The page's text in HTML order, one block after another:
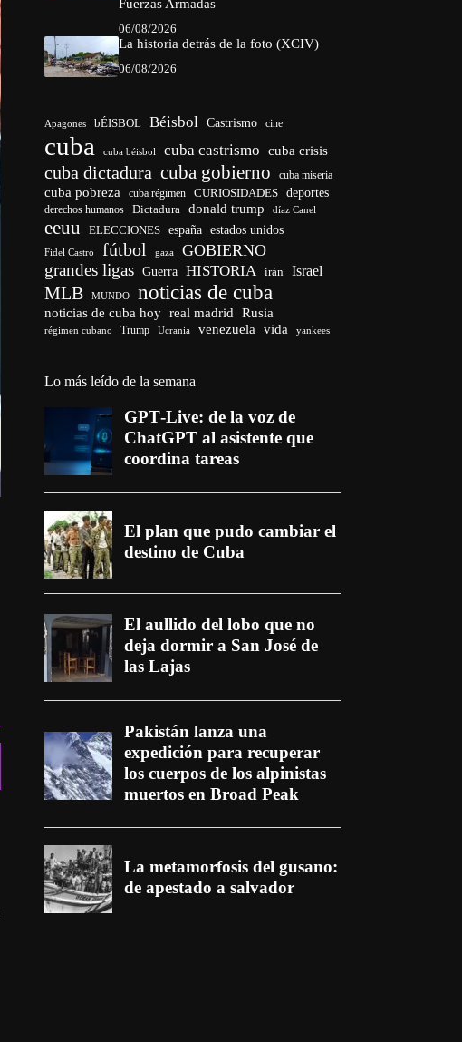
Fuerzas Armadas
06/08/2026
La historia detrás de la foto (XCIV)
06/08/2026
Apagones bÉISBOL Béisbol Castrismo cine
cuba cuba béisbol cuba castrismo cuba crisis
cuba dictadura cuba gobierno cuba miseria
cuba pobreza cuba régimen CURIOSIDADES deportes
derechos humanos Dictadura donald trump díaz Canel
eeuu ELECCIONES españa estados unidos
Fidel Castro fútbol gaza GOBIERNO
grandes ligas Guerra HISTORIA irán Israel
MLB MUNDO noticias de cuba
noticias de cuba hoy real madrid Rusia
régimen cubano Trump Ucrania venezuela vida yankees
Lo más leído de la semana